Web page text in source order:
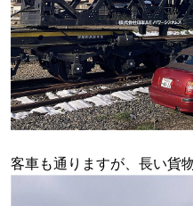
客車も通りますが、長い貨